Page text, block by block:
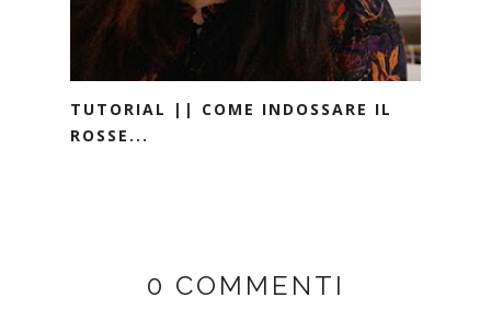
TUTORIAL || COME INDOSSARE IL
ROSSE...
0 COMMENTI